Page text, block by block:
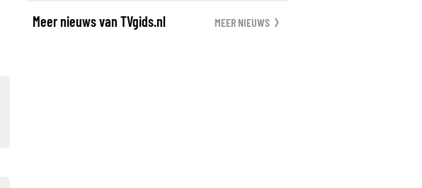
Meer nieuws van TVgids.nl MEER NIEUWS